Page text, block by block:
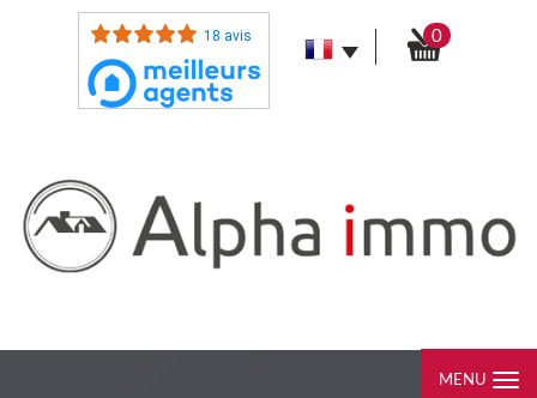
18 avis 0
MENU